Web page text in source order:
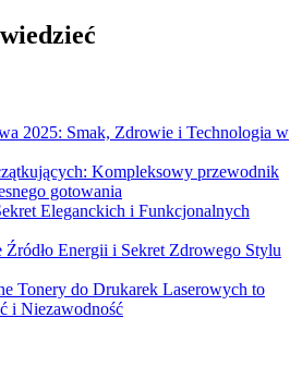
2025: Smak, Zdrowie i Technologia w
Kompleksowy przewodnik
gotowania
Eleganckich i Funkcjonalnych
Energii i Sekret Zdrowego Stylu
Tonery do Drukarek Laserowych to
i Niezawodność